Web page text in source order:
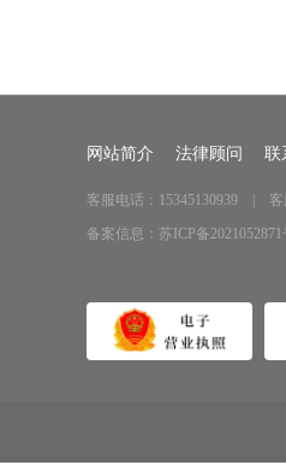
网站简介 法律顾问 联
客服电话：15345130939 | 客
备案信息： 苏ICP备2021052871